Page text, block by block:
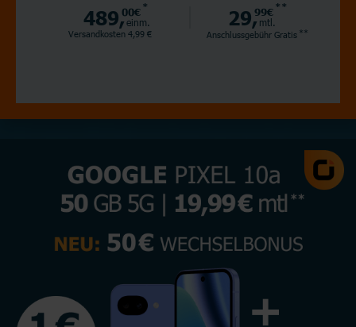
489,00€ *
einm.
Versandkosten 4,99 €
29,99€ **
mtl.
Anschlussgebühr Gratis **